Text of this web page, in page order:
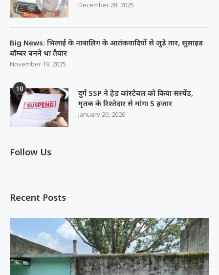
December 28, 2025
Big News: भिलाई के नाबालिग के आतंकवादियों से जुड़े तार, सुसाइड
बॉम्बर बनने था तैयार
November 19, 2025
10
दुर्ग SSP ने हेड कांस्टेबल को किया सस्पेंड,
मृतक के रिश्तेदार से मांगा 5 हजार
January 20, 2026
Follow Us
Recent Posts